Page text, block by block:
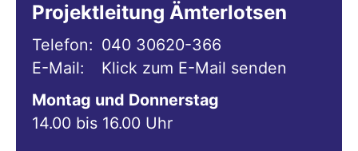
Projektleitung Ämterlotsen
Telefon: 040 30620-366
E-Mail:
Klick zum E-Mail senden
Montag und Donnerstag
14.00 bis 16.00 Uhr